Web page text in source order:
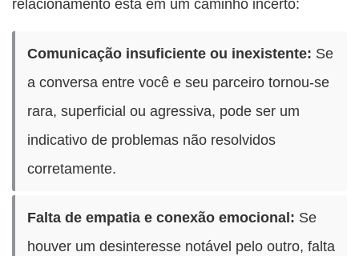
relacionamento está em um caminho incerto:
Comunicação insuficiente ou inexistente: Se
a conversa entre você e seu parceiro tornou-se
rara, superficial ou agressiva, pode ser um
indicativo de problemas não resolvidos
corretamente.
Falta de empatia e conexão emocional: Se
houver um desinteresse notável pelo outro, falta